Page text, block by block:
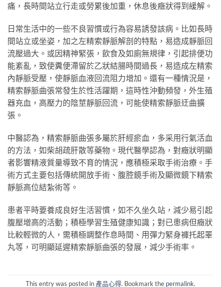
痛，長時間站立行走或勞累後加重，休息後癥狀得到緩解。
日常生活中的一些不良習慣或行為容易誘發該病。比如長時
間站立或坐姿，加之左精索靜脈解剖的特點，易造成靜脈回
流壓過大。或因精神緊張，飲食及如廁無規律，引起排便功
能紊亂，致使糞便滯留於乙狀結腸時間過長，易造成左精索
內靜脈受壓，使靜脈血液回流阻力增加。還有一種情況是，
精索靜脈曲張常發生於性活躍期，這時性沖動頻發，外生殖
器充血，高壓力的陰莖靜脈回流，可能使精索靜脈迂曲擴
張。
中醫認為，精索靜脈曲張多屬於肝經瘀血，多采用行氣活血
的方法，如柴胡疏肝散等藥物。現代醫學認為，對癥狀明顯
者影響精液質量導致不育的情況，應積極采取手術治療。手
術方式主要包括傳統開放手術、腹腔鏡手術及顯微鏡下精索
靜脈高位結紮術等。
患者平時要養成良好生活習慣，如不久坐久站，減少易引起
腹壓增高的活動；積極學習生殖健康知識；對已患病但癥狀
比較輕微的人，需積極調整作息時間、用彈力緊身褲托起睪
丸等，可明顯延遲精索靜脈曲張的發展，減少手術率。
This entry was posted in 產品心得. Bookmark the permalink.